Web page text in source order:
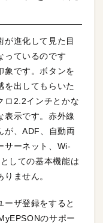
が進化して見た目
っているのです
象です。ボタンを
を出してもらいた
ロ2.2インチとかな
表示です。赤外線
が、ADF、自動両
サーネット、Wi-
しての基本機能は
ません。
ーザ登録をすると
のサポー